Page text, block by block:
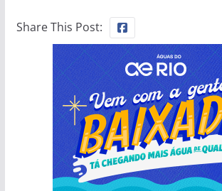
Share This Post: